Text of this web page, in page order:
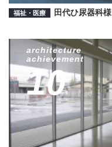
福祉・医療 田代ひ尿器科様
architecture
achievement
10